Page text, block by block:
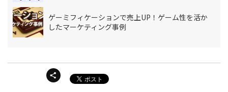
ゲーミフィケーションで売上UP！ゲーム性を活か
したマーケティング事例